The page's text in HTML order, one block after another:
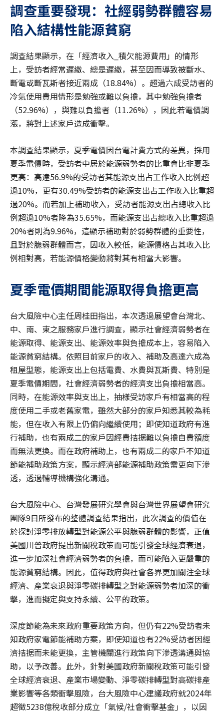
調查重要發現：社經弱勢群體容易
陷入結構性能源貧窮
調查結果顯示，在「經濟收入_積欠能源費用」的情形
上，受訪者經常遲繳、總是遲繳，甚至因而導致被斷水、
斷電或斷瓦斯者接近兩成（18.84%）。超過六成受訪者的
冷氣使用費用情形是勉強或難以負擔，其中勉強負擔者
（52.96%），與難以負擔者（11.26%），因此若電價調
漲，將對上述家戶造成衝擊。
本調查結果顯示，夏季電價因台電計費方式的差異，採用
夏季電價時，受訪者中居於能源弱勢者的比重會比非夏季
更高：高達56.9%的受訪者其能源支出占工作收入比例超
過10%，更有30.49%受訪者的能源支出占工作收入比重超
過20%。而若加上補助收入，受訪者能源支出占總收入比
例超過10%者降為35.65%，而能源支出占總收入比重超過
20%者則為9.96%，這顯示補助對於弱勢群體的重要性，
且對於脆弱群體而言，因收入較低，能源價格占其收入比
例相對高，若能源價格變動將對其有相當大影響。
夏季電價期間能源取得負擔更高
台大風險中心主任周桂田指出，本次透過展望會台灣北、
中、南、東之服務家戶進行調查，顯示社會經濟弱勢者在
能源取得、能源支出、能源效率與負擔成本上，容易陷入
能源貧窮結構。依照目前家戶的收入、補助及高達六成為
租屋型態，能源支出上包括電費、水費與瓦斯費、特別是
夏季電價期間，社會經濟弱勢者的經濟支出負擔相當高。
同時，在能源效率與支出上，抽樣受訪家戶有相當高的程
度使用二手或老舊家電，雖然大部分的家戶知悉其較為耗
能，但在收入有限上仍偏向繼續使用；即使知道政府有進
行補助，也有兩成二的家戶因經費拮据難以負擔自費額度
而無法更換。而在政府補助上，也有兩成二的家戶不知道
節能補助政策方案，顯示經濟部能源補助政策需更向下滲
透，透過輔導機構強化溝通。
台大風險中心、台灣發展研究學會與台灣世界展望會研究
團隊9日所發布的整體調查結果指出，此次調查的價值在
於探討淨零排放轉型對能源公平與脆弱群體的影響，正值
美國川普政府提出新關稅政策而可能引發全球經濟衰退，
進一步加深社會經濟弱勢者的負擔，而可能陷入更嚴重的
能源貧窮結構。因此，值得政府與社會各界更加關注全球
經濟、產業衰退與淨零碳排轉型之對能源弱勢者加深的衝
擊，進而擬定與支持永續、公平的政策。
深度節能為未來政府重要政策方向，但仍有22%受訪者未
知政府家電節能補助方案，即使知道也有22%受訪者因經
濟拮据而未能更換，主管機關進行政策向下滲透溝通與協
助，以予改善。此外，針對美國政府新關稅政策可能引發
全球經濟衰退、產業市場變動、淨零碳排轉型對高碳排產
業影響等各類衝擊風險，台大風險中心建議政府就2024年
超徵5238億稅收部分成立「氣候/社會衝擊基金」，以因